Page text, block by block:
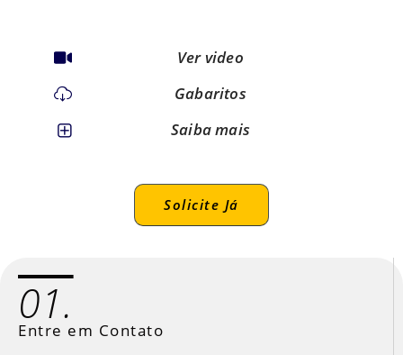
Ver video
Gabaritos
Saiba mais
Solicite Já
01.
Entre em Contato